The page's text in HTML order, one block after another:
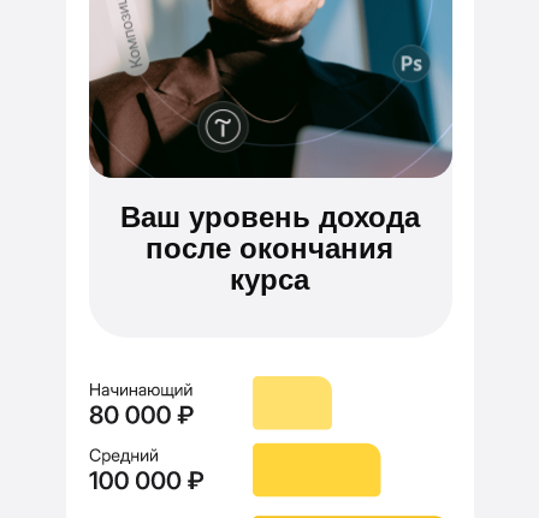
Ваш уровень дохода
после окончания
курса